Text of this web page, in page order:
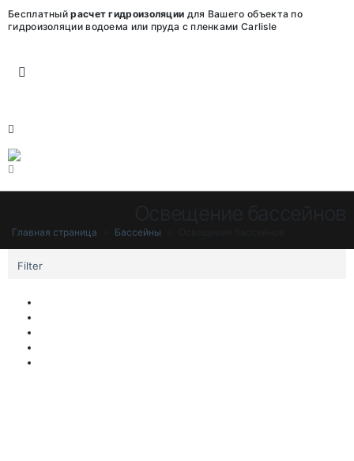
Бесплатныйрасчет гидроизоляции для Вашего объекта по
гидроизоляции водоема или пруда с пленками Carlisle
Главная страница Бассейны
Filter